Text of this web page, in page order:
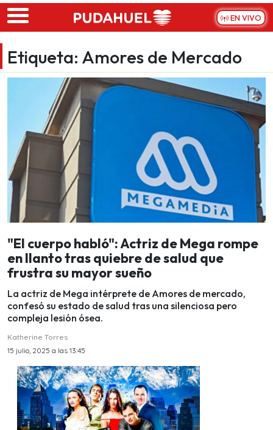
Skip to main content
EN VIVO
Etiqueta: Amores de Mercado
"El cuerpo habló": Actriz de Mega rompe
en llanto tras quiebre de salud que
frustra su mayor sueño
La actriz de Mega intérprete de Amores de mercado,
confesó su estado de salud tras una silenciosa pero
compleja lesión ósea.
Katherine Torres
15 julio, 2025 a las 13:45